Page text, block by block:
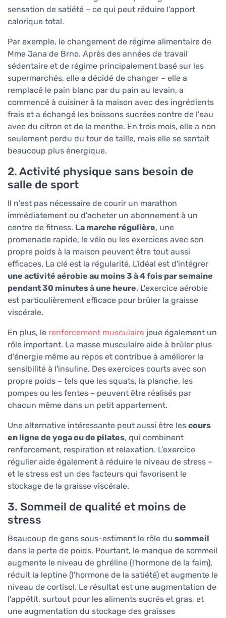
sensation de satiété – ce qui peut réduire l'apport
calorique total.
Par exemple, le changement de régime alimentaire de
Mme Jana de Brno. Après des années de travail
sédentaire et de régime principalement basé sur les
supermarchés, elle a décidé de changer – elle a
remplacé le pain blanc par du pain au levain, a
commencé à cuisiner à la maison avec des ingrédients
frais et a échangé les boissons sucrées contre de l'eau
avec du citron et de la menthe. En trois mois, elle a non
seulement perdu du tour de taille, mais elle se sentait
beaucoup plus énergique.
2. Activité physique sans besoin de
salle de sport
Il n'est pas nécessaire de courir un marathon
immédiatement ou d'acheter un abonnement à un
centre de fitness. La marche régulière, une
promenade rapide, le vélo ou les exercices avec son
propre poids à la maison peuvent être tout aussi
efficaces. La clé est la régularité. L'idéal est d'intégrer
une activité aérobie au moins 3 à 4 fois par semaine
pendant 30 minutes à une heure. L'exercice aérobie
est particulièrement efficace pour brûler la graisse
viscérale.
En plus, le renforcement musculaire joue également un
rôle important. La masse musculaire aide à brûler plus
d'énergie même au repos et contribue à améliorer la
sensibilité à l'insuline. Des exercices courts avec son
propre poids – tels que les squats, la planche, les
pompes ou les fentes – peuvent être réalisés par
chacun même dans un petit appartement.
Une alternative intéressante peut aussi être les cours
en ligne de yoga ou de pilates, qui combinent
renforcement, respiration et relaxation. L'exercice
régulier aide également à réduire le niveau de stress –
et le stress est un des facteurs qui favorisent le
stockage de la graisse viscérale.
3. Sommeil de qualité et moins de
stress
Beaucoup de gens sous-estiment le rôle du sommeil
dans la perte de poids. Pourtant, le manque de sommeil
augmente le niveau de ghréline (l'hormone de la faim),
réduit la leptine (l'hormone de la satiété) et augmente le
niveau de cortisol. Le résultat est une augmentation de
l'appétit, surtout pour les aliments sucrés et gras, et
une augmentation du stockage des graisses